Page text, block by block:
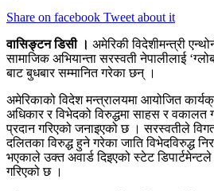
Share on facebook Tweet about it
वासिङ्टन डिसी । अमेरिकी विदेशीमन्त्री
सामाजिक अभियान्ता सरस्वती नेपालीलाई
बाट बुधबार सम्मानित गरेका छन् ।
अमेरिकाको विदेश मन्त्रालयमा आयोजित
अधिकार र विभेदको विरुद्धमा साहस र वकालत
प्रदान गरिएको जनाइएको छ । सरस्वतीले
दलितका विरुद्ध हुने गरेका जाति विभेदविरुद्ध
भएकाले उक्त अवार्ड दिइएको स्टेट
गरिएको छ ।